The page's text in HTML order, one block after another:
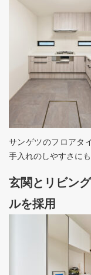
サンゲツのフロアタ
手入れのしやすさに
玄関とリビン
ルを採用